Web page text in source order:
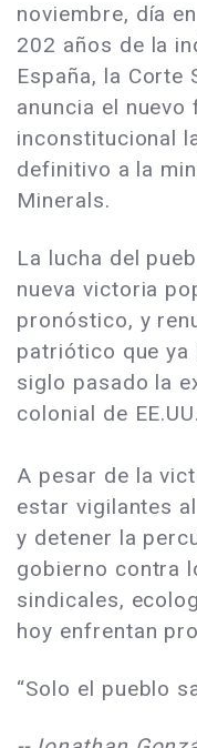
noviembre, día
202 años de la
España, la Corte
anuncia el
inconstitucional
definitivo a la
Minerals.
La lucha del
nueva victoria
pronóstico, y
patriótico que ya
siglo pasado la
colonial de
A pesar de la
estar vigilantes
y detener la
gobierno contra
sindicales,
hoy enfrentan
“Solo el pueblo